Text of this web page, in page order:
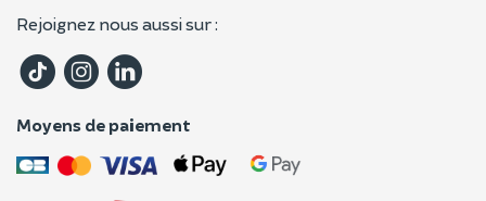
Rejoignez nous aussi sur :
Moyens de paiement